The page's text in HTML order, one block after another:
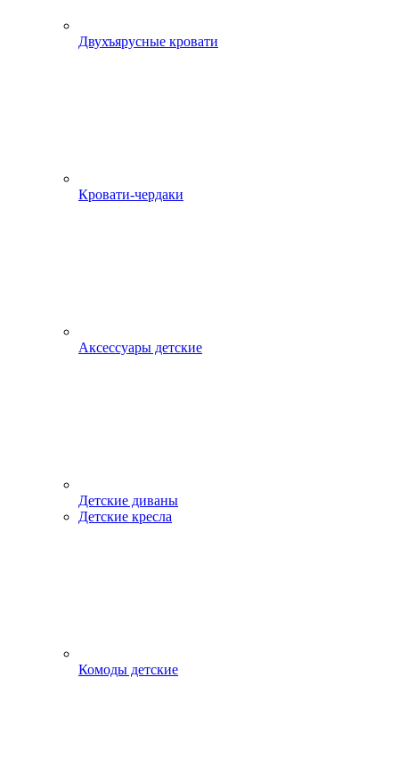
Двухъярусные кровати
Кровати-чердаки
Аксессуары детские
Детские диваны
Детские кресла
Комоды детские